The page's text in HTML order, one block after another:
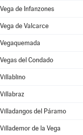
Vega de Infanzones
Vega de Valcarce
Vegaquemada
Vegas del Condado
Villablino
Villabraz
Villadangos del Páramo
Villademor de la Vega